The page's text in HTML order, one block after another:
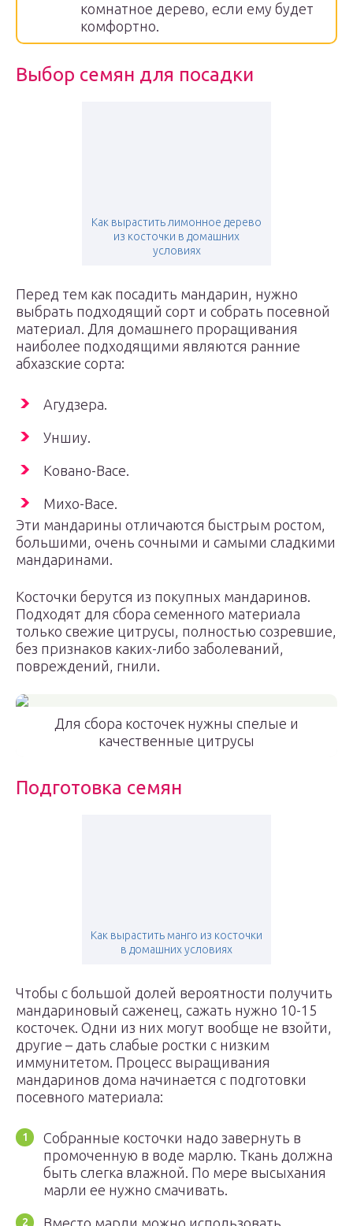
комнатное дерево, если ему будет
комфортно.
Выбор семян для посадки
Как вырастить лимонное дерево
из косточки в домашних
условиях
Перед тем как посадить мандарин, нужно
выбрать подходящий сорт и собрать посевной
материал. Для домашнего проращивания
наиболее подходящими являются ранние
абхазские сорта:
Агудзера.
Уншиу.
Ковано-Васе.
Михо-Васе.
Эти мандарины отличаются быстрым ростом,
большими, очень сочными и самыми сладкими
мандаринами.
Косточки берутся из покупных мандаринов.
Подходят для сбора семенного материала
только свежие цитрусы, полностью созревшие,
без признаков каких-либо заболеваний,
повреждений, гнили.
Для сбора косточек нужны спелые и
качественные цитрусы
Подготовка семян
Как вырастить манго из косточки
в домашних условиях
Чтобы с большой долей вероятности получить
мандариновый саженец, сажать нужно 10-15
косточек. Одни из них могут вообще не взойти,
другие – дать слабые ростки с низким
иммунитетом. Процесс выращивания
мандаринов дома начинается с подготовки
посевного материала:
Собранные косточки надо завернуть в
промоченную в воде марлю. Ткань должна
быть слегка влажной. По мере высыхания
марли ее нужно смачивать.
Вместо марли можно использовать